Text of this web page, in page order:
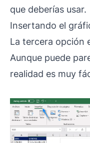
que deberías usar.
Insertando el
La tercera opción
Aunque puede
realidad es muy